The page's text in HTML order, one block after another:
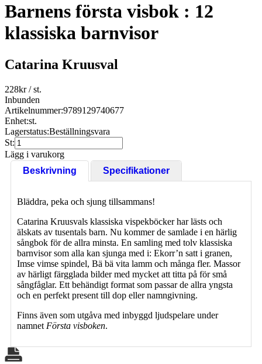
Barnens första visbok : 12
klassiska barnvisor
Catarina Kruusval
228kr/ st.
Inbunden
Artikelnummer:9789129740677
Enhet:st.
Lagerstatus:Beställningsvara
St:
Lägg i varukorg
Beskrivning
Specifikationer
Bläddra, peka och sjung tillsammans!
Catarina Kruusvals klassiska vispekböcker har lästs och
älskats av tusentals barn. Nu kommer de samlade i en härlig
sångbok för de allra minsta. En samling med tolv klassiska
barnvisor som alla kan sjunga med i: Ekorr’n satt i granen,
Imse vimse spindel, Bä bä vita lamm och många fler. Massor
av härligt färgglada bilder med mycket att titta på för små
sångfåglar. Ett behändigt format som passar de allra yngsta
och en perfekt present till dop eller namngivning.
Finns även som utgåva med inbyggd ljudspelare under
namnet Första visboken.